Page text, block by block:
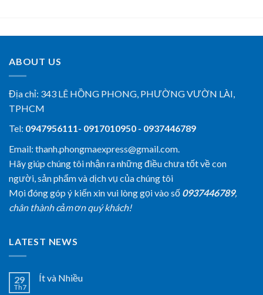
ABOUT US
Địa chỉ: 343 LÊ HỒNG PHONG, PHƯỜNG VƯỜN LÀI,
TPHCM
Tel: 0947956111- 0917010950 - 0937446789
Email: thanh.phongmaexpress@gmail.com.
Hãy giúp chúng tôi nhận ra những điều chưa tốt về con
người, sản phẩm và dịch vụ của chúng tôi
Mọi đóng góp ý kiến xin vui lòng gọi vào số 0937446789,
chân thành cảm ơn quý khách!
LATEST NEWS
29
Th7
Ít và Nhiều